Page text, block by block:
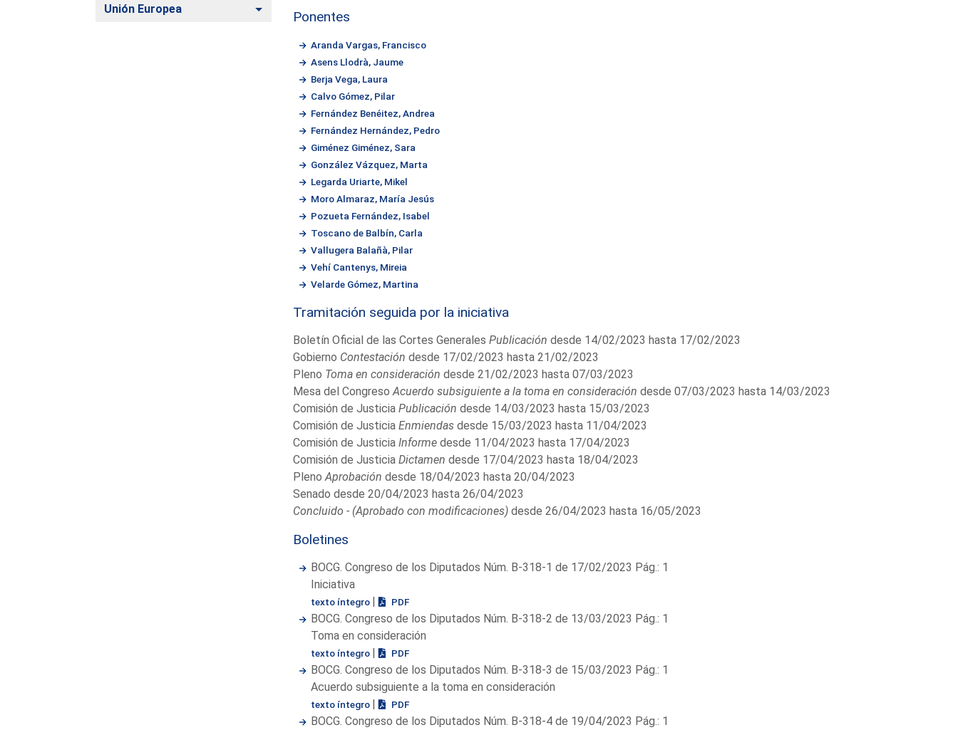
Unión Europea Alternar
Ponentes
Aranda Vargas, Francisco
Asens Llodrà, Jaume
Berja Vega, Laura
Calvo Gómez, Pilar
Fernández Benéitez, Andrea
Fernández Hernández, Pedro
Giménez Giménez, Sara
González Vázquez, Marta
Legarda Uriarte, Mikel
Moro Almaraz, María Jesús
Pozueta Fernández, Isabel
Toscano de Balbín, Carla
Vallugera Balañà, Pilar
Vehí Cantenys, Mireia
Velarde Gómez, Martina
Tramitación seguida por la iniciativa
Boletín Oficial de las Cortes Generales Publicación desde 14/02/2023 hasta 17/02/2023
Gobierno Contestación desde 17/02/2023 hasta 21/02/2023
Pleno Toma en consideración desde 21/02/2023 hasta 07/03/2023
Mesa del Congreso Acuerdo subsiguiente a la toma en consideración desde 07/03/2023 hasta 14/03/2023
Comisión de Justicia Publicación desde 14/03/2023 hasta 15/03/2023
Comisión de Justicia Enmiendasdesde 15/03/2023 hasta 11/04/2023
Comisión de Justicia Informedesde 11/04/2023 hasta 17/04/2023
Comisión de Justicia Dictamen desde 17/04/2023 hasta 18/04/2023
Pleno Aprobación desde 18/04/2023 hasta 20/04/2023
Senado desde 20/04/2023 hasta 26/04/2023
Concluido - (Aprobado con modificaciones)desde 26/04/2023 hasta 16/05/2023
Boletines
BOCG. Congreso de los Diputados Núm. B-318-1 de 17/02/2023 Pág.: 1
Iniciativa
texto íntegro | PDF
BOCG. Congreso de los Diputados Núm. B-318-2 de 13/03/2023 Pág.: 1
Toma en consideración
texto íntegro | PDF
BOCG. Congreso de los Diputados Núm. B-318-3 de 15/03/2023 Pág.: 1
Acuerdo subsiguiente a la toma en consideración
texto íntegro | PDF
BOCG. Congreso de los Diputados Núm. B-318-4 de 19/04/2023 Pág.: 1